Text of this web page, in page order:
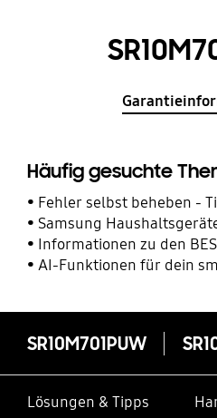
Häufig gesuchte
Fehler selbst beheben -
Samsung
Informationen zu den
AI-Funktionen für dein
SR10M701PUW
Lösungen & Tipps